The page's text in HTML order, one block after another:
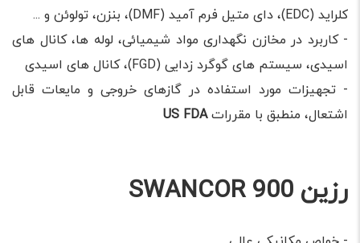
کلراید (EDC)، دای متیل فرم آمید (DMF)، بنزن، تولوئن و ...
- کاربرد در مخازن نگهداری مواد شیمیائی، لوله ها، کانال های
اسیدی، سیستم های گوگرد زدایی (FGD)، کانال های اسیدی
- تجهیزات مورد استفاده در گازهای خروجی و مایعات قابل
اشتعال، منطبق با مقرراتUS FDA
رزین SWANCOR 900